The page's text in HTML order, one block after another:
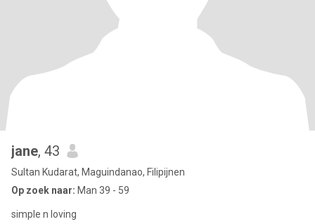
jane, 43
Sultan Kudarat, Maguindanao, Filipijnen
Op zoek naar: Man 39 - 59
simple n loving